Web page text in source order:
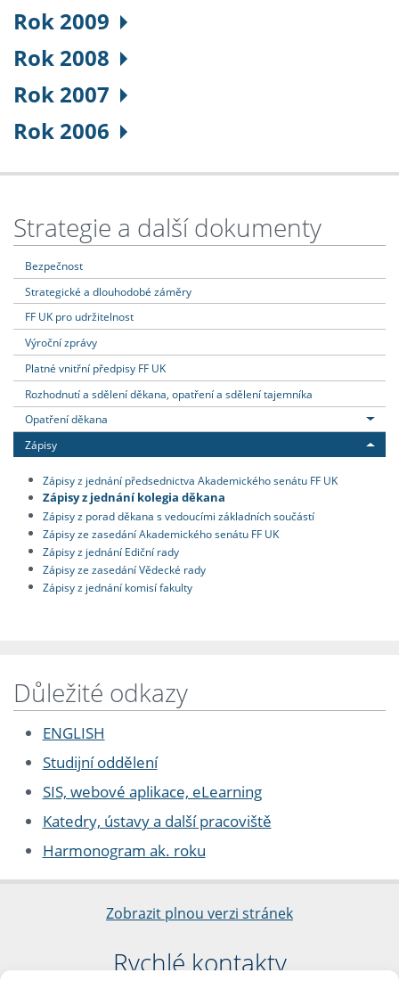
Rok 2009
Rok 2008
Rok 2007
Rok 2006
Strategie a další dokumenty
Bezpečnost
Strategické a dlouhodobé záměry
FF UK pro udržitelnost
Výroční zprávy
Platné vnitřní předpisy FF UK
Rozhodnutí a sdělení děkana, opatření a sdělení tajemníka
Opatření děkana
Zápisy
Zápisy z jednání předsednictva Akademického senátu FF UK
Zápisy z jednání kolegia děkana
Zápisy z porad děkana s vedoucími základních součástí
Zápisy ze zasedání Akademického senátu FF UK
Zápisy z jednání Ediční rady
Zápisy ze zasedání Vědecké rady
Zápisy z jednání komisí fakulty
Důležité odkazy
ENGLISH
Studijní oddělení
SIS, webové aplikace, eLearning
Katedry, ústavy a další pracoviště
Harmonogram ak. roku
Zobrazit plnou verzi stránek
Rychlé kontakty